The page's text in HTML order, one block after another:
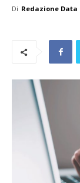
Di Redazione